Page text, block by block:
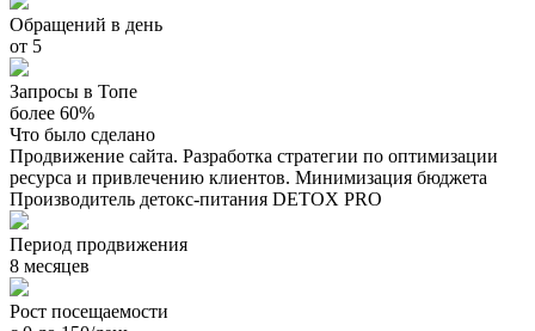
Обращений в день
от 5
Запросы в Топе
более 60%
Что было сделано
Продвижение сайта. Разработка стратегии по оптимизации
ресурса и привлечению клиентов. Минимизация бюджета
Производитель детокс-питания DETOX PRO
Период продвижения
8 месяцев
Рост посещаемости